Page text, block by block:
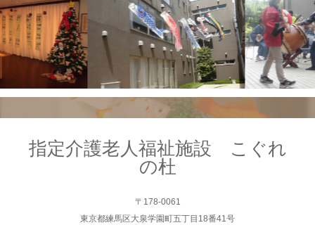
指定介護老人福祉施設 こぐれ
の杜
〒178-0061
東京都練馬区大泉学園町五丁目18番41号